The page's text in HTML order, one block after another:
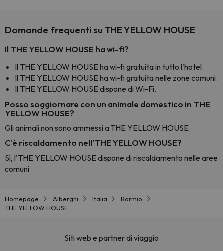
Domande frequenti su THE YELLOW HOUSE
Il THE YELLOW HOUSE ha wi-fi?
Il THE YELLOW HOUSE ha wi-fi gratuita in tutto l'hotel.
Il THE YELLOW HOUSE ha wi-fi gratuita nelle zone comuni.
Il THE YELLOW HOUSE dispone di Wi-Fi.
Posso soggiornare con un animale domestico in THE
YELLOW HOUSE?
Gli animali non sono ammessi a THE YELLOW HOUSE.
C'è riscaldamento nell'THE YELLOW HOUSE?
Sì, l'THE YELLOW HOUSE dispone di riscaldamento nelle aree
comuni
Homepage Alberghi Italia
Bormio
THE YELLOW HOUSE
Siti web e partner di viaggio